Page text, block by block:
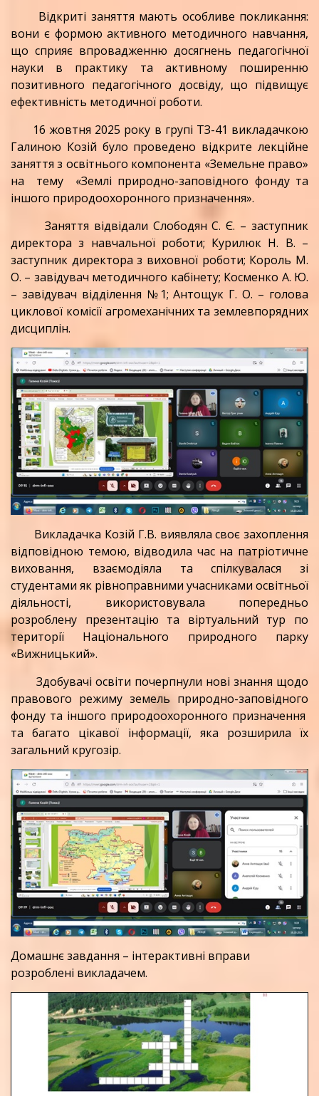
Відкриті заняття мають особливе покликання:
вони є формою активного методичного навчання,
що сприяє впровадженню досягнень педагогічної
науки в практику та активному поширенню
позитивного педагогічного досвіду, що підвищує
ефективність методичної роботи.
16 жовтня 2025 року в групі ТЗ-41 викладачкою
Галиною Козій було проведено відкрите лекційне
заняття з освітнього компонента «Земельне право»
на тему «Землі природно-заповідного фонду та
іншого природоохоронного призначення».
Заняття відвідали Слободян С. Є. – заступник
директора з навчальної роботи; Курилюк Н. В. –
заступник директора з виховної роботи; Король М.
О. – завідувач методичного кабінету; Косменко А. Ю.
– завідувач відділення №1; Антощук Г. О. – голова
циклової комісії агромеханічних та землевпорядних
дисциплін.
Викладачка Козій Г.В. виявляла своє захоплення
відповідною темою, відводила час на патріотичне
виховання, взаємодіяла та спілкувалася зі
студентами як рівноправними учасниками освітньої
діяльності, використовувала попередньо
розроблену презентацію та віртуальний тур по
території Національного природного парку
«Вижницький».
Здобувачі освіти почерпнули нові знання щодо
правового режиму земель природно-заповідного
фонду та іншого природоохоронного призначення
та багато цікавої інформації, яка розширила їх
загальний кругозір.
Домашнє завдання – інтерактивні вправи
розроблені викладачем.